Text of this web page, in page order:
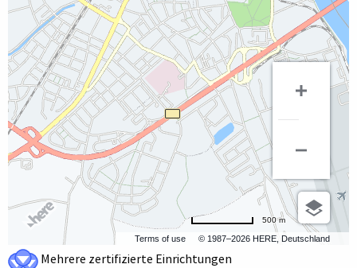
Terms of use © 1987–2026 HERE, Deutschland
500 m
Mehrere zertifizierte Einrichtungen